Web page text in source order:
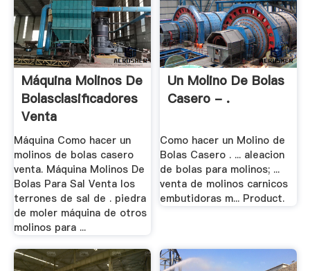
Máquina Molinos De
Bolasclasificadores
Venta
Máquina Como hacer un
molinos de bolas casero
venta. Máquina Molinos De
Bolas Para Sal Venta los
terrones de sal de . piedra
de moler máquina de otros
molinos para ...
Un Molino De Bolas
Casero - .
Como hacer un Molino de
Bolas Casero . ... aleacion
de bolas para molinos; ...
venta de molinos carnicos
embutidoras m... Product.